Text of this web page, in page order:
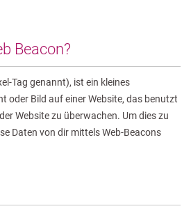
Beacon?
Tag genannt), ist ein kleines
oder Bild auf einer Website, das benutzt
Website zu überwachen. Um dies zu
Daten von dir mittels Web-Beacons